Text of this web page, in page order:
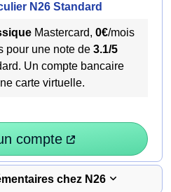
N26 Standard
Mastercard, 0€/mois
pour une note de 3.1/5
Un compte bancaire
carte virtuelle.
compte
chez N26